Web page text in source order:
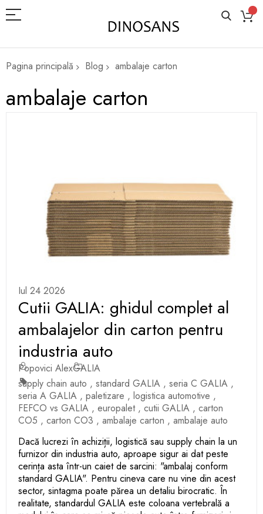
Pagina principală Blog ambalaje carton
ambalaje carton
Iul 24 2026
Cutii GALIA: ghidul complet al
ambalajelor din carton pentru
industria auto
Popovici AlexGALIA
supply chain auto , standard GALIA , seria C GALIA ,
seria A GALIA , paletizare , logistica automotive ,
FEFCO vs GALIA , europalet, cutii GALIA , carton
CO5 , carton CO3 , ambalaje carton , ambalaje auto
Dacă lucrezi în achiziții, logistică sau supply chain la un
furnizor din industria auto, aproape sigur ai dat peste
cerința asta într-un caiet de sarcini: "ambalaj conform
standard GALIA". Pentru cineva care nu vine din acest
sector, sintagma poate părea un detaliu birocratic. În
realitate, standardul GALIA este coloana vertebrală a